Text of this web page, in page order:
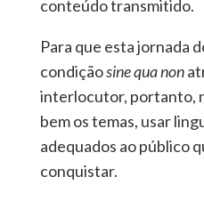
conteúdo transmitido.
Para que esta jornada
condiçãosine qua non
interlocutor, portanto,
bem os temas, usar
adequados ao público
conquistar.